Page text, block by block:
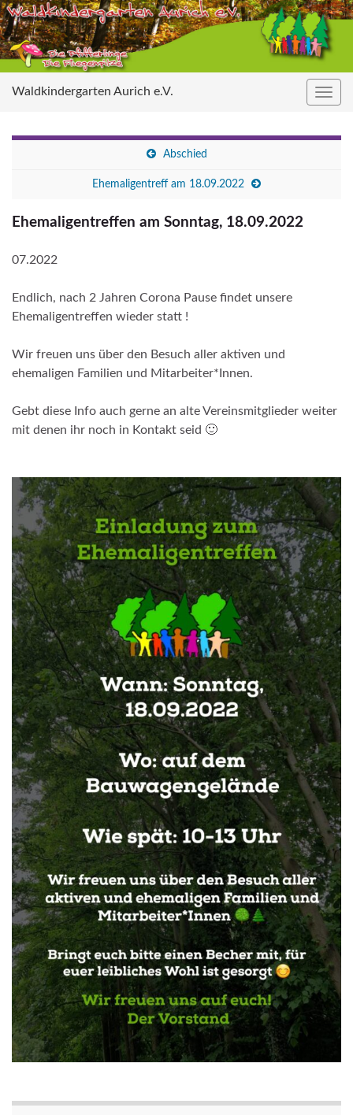
Waldkindergarten Aurich e.V.
Abschied
Ehemaligentreff am 18.09.2022
Ehemaligentreffen am Sonntag, 18.09.2022
07.2022
Endlich, nach 2 Jahren Corona Pause findet unsere
Ehemaligentreffen wieder statt !
Wir freuen uns über den Besuch aller aktiven und
ehemaligen Familien und Mitarbeiter*Innen.
Gebt diese Info auch gerne an alte Vereinsmitglieder weiter
mit denen ihr noch in Kontakt seid 🙂